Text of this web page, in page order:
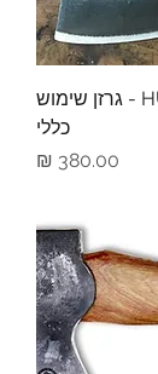
HULTAFORS Hatchet - גרזן שימוש
כללי
מחיר